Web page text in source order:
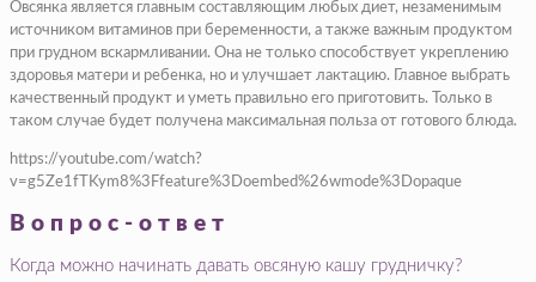
Овсянка является главным составляющим любых диет, незаменимым
источником витаминов при беременности, а также важным продуктом
при грудном вскармливании. Она не только способствует укреплению
здоровья матери и ребенка, но и улучшает лактацию. Главное выбрать
качественный продукт и уметь правильно его приготовить. Только в
таком случае будет получена максимальная польза от готового блюда.
https://youtube.com/watch?
v=g5Ze1fTKym8%3Ffeature%3Doembed%26wmode%3Dopaque
Вопрос-ответ
Когда можно начинать давать овсяную кашу грудничку?